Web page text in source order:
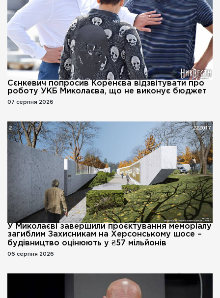
Сєнкевич попросив Коренєва відзвітувати про
роботу УКБ Миколаєва, що не виконує бюджет
07 серпня 2026
У Миколаєві завершили проєктування меморіалу
загиблим Захисникам на Херсонському шосе –
будівництво оцінюють у ₴57 мільйонів
06 серпня 2026